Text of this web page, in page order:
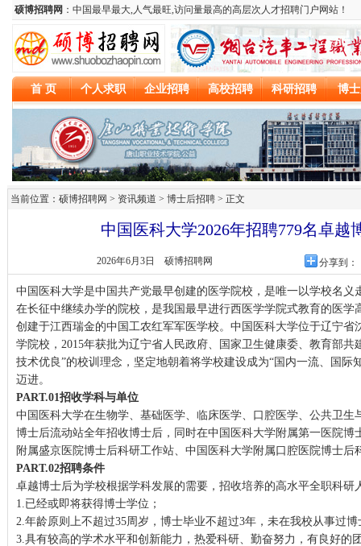
当前位置：硕博招聘网 > 资讯频道 > 博士后招聘 > 正文
中国医科大学2026年招聘779名卓越
2026年6月3日 硕博招聘网 分享到：
中国医科大学是中国共产党最早创建的医学院校，是唯一以学校名义
在长征中继续办学的院校，是我国最早进行西医学学院式教育的医学
创建于江西瑞金的中国工农红军军医学校。中国医科大学位于辽宁省
学院校，2015年获批为辽宁省人民政府、国家卫生健康委、教育部共
技术优良”的校训理念，坚定地朝着将学校建设成为“国内一流、国际
迈进。
PART.01招收学科与单位
中国医科大学在生物学、基础医学、临床医学、口腔医学、公共卫生
博士后流动站全年招收博士后，同时在中国医科大学附属第一医院博
附属盛京医院博士后科研工作站、中国医科大学附属口腔医院博士后
PART.02招聘条件
卓越博士后为学校根据学科发展的需要，招收培养的高水平全职科研
1.已经或即将获得博士学位；
2.年龄原则上不超过35周岁，博士毕业不超过3年，未在我校从事过
3.具有较高的学术水平和创新能力，热爱科研、勤奋努力，有良好的